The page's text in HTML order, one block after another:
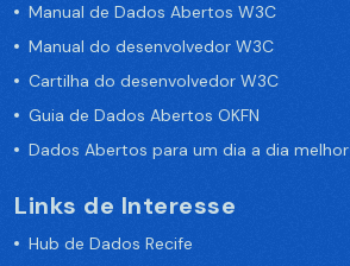
Manual de Dados Abertos W3C
Manual do desenvolvedor W3C
Cartilha do desenvolvedor W3C
Guia de Dados Abertos OKFN
Dados Abertos para um dia a dia melhor
Links de Interesse
Hub de Dados Recife